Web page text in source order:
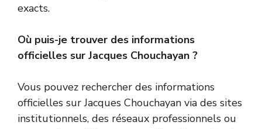
exacts.
Où puis-je trouver des informations
officielles sur Jacques Chouchayan ?
Vous pouvez rechercher des informations
officielles sur Jacques Chouchayan via des sites
institutionnels, des réseaux professionnels ou